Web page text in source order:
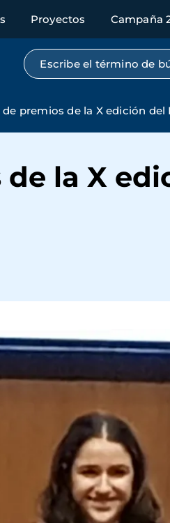
Proyectos Campaña
Búsqueda por texto
de premios de la X edición del
la X